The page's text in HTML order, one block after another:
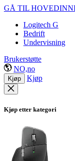
GÅ TIL
Logitech G
Bedrift
Undervisning
Brukerstøtte
NO,no
Kjøp Kjøp
Kjøp etter kategori